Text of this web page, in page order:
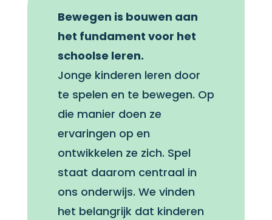
Bewegen is bouwen aan
het fundament voor het
schoolse leren.
Jonge kinderen leren door
te spelen en te bewegen. Op
die manier doen ze
ervaringen op en
ontwikkelen ze zich. Spel
staat daarom centraal in
ons onderwijs. We vinden
het belangrijk dat kinderen